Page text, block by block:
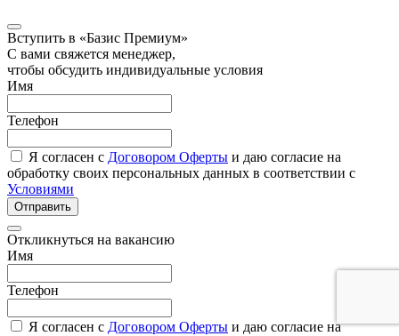
Вступить в «Базис Премиум»
С вами свяжется менеджер,
чтобы обсудить индивидуальные условия
Имя
Телефон
Я согласен с Договором Оферты и даю согласие на
обработку своих персональных данных в соответствии с
Условиями
Отправить
Откликнуться на вакансию
Имя
Телефон
Я согласен с Договором Оферты и даю согласие на